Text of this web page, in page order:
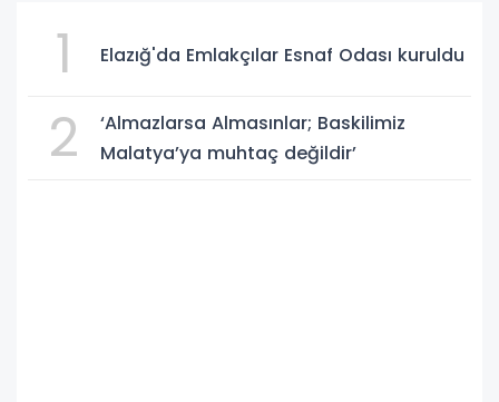
1 Elazığ'da Emlakçılar Esnaf Odası kuruldu
2
‘Almazlarsa Almasınlar; Baskilimiz
Malatya’ya muhtaç değildir’